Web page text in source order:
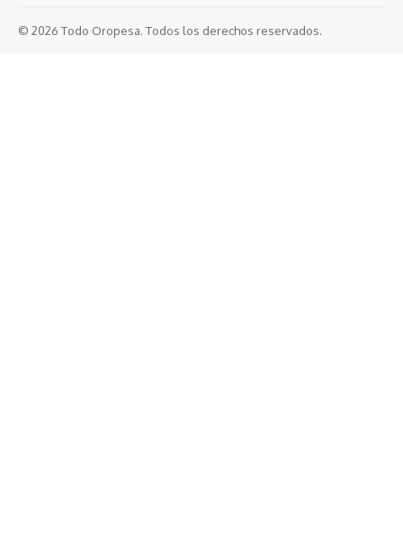
© 2026 Todo Oropesa. Todos los derechos reservados.